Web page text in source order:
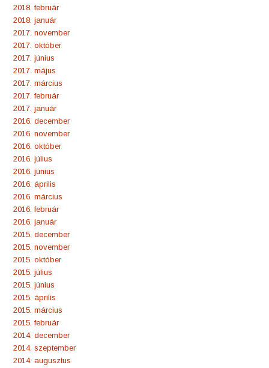
2018. február
2018. január
2017. november
2017. október
2017. június
2017. május
2017. március
2017. február
2017. január
2016. december
2016. november
2016. október
2016. július
2016. június
2016. április
2016. március
2016. február
2016. január
2015. december
2015. november
2015. október
2015. július
2015. június
2015. április
2015. március
2015. február
2014. december
2014. szeptember
2014. augusztus